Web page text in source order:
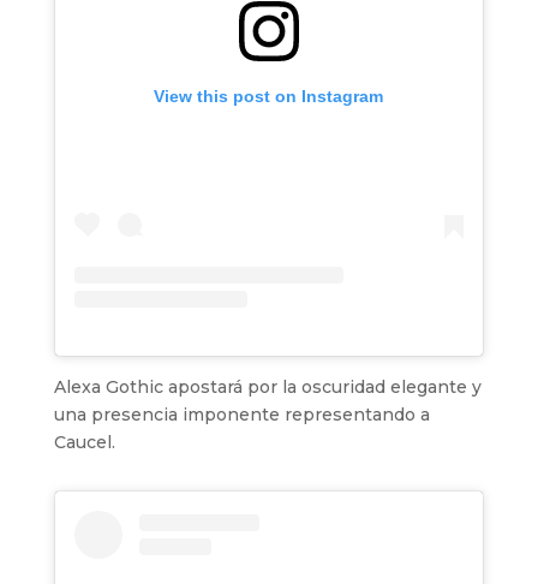
View this post on Instagram
Alexa Gothic apostará por la oscuridad elegante y
una presencia imponente representando a
Caucel.